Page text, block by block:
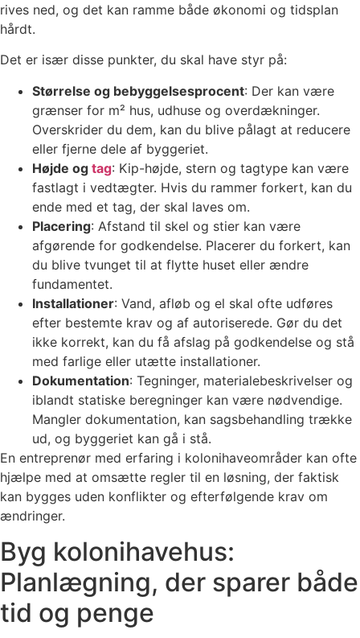
rives ned, og det kan ramme både økonomi og tidsplan
hårdt.
Det er især disse punkter, du skal have styr på:
Størrelse og bebyggelsesprocent: Der kan være
grænser for m² hus, udhuse og overdækninger.
Overskrider du dem, kan du blive pålagt at reducere
eller fjerne dele af byggeriet.
Højde og tag: Kip-højde, stern og tagtype kan være
fastlagt i vedtægter. Hvis du rammer forkert, kan du
ende med et tag, der skal laves om.
Placering: Afstand til skel og stier kan være
afgørende for godkendelse. Placerer du forkert, kan
du blive tvunget til at flytte huset eller ændre
fundamentet.
Installationer: Vand, afløb og el skal ofte udføres
efter bestemte krav og af autoriserede. Gør du det
ikke korrekt, kan du få afslag på godkendelse og stå
med farlige eller utætte installationer.
Dokumentation: Tegninger, materialebeskrivelser og
iblandt statiske beregninger kan være nødvendige.
Mangler dokumentation, kan sagsbehandling trække
ud, og byggeriet kan gå i stå.
En entreprenør med erfaring i kolonihaveområder kan ofte
hjælpe med at omsætte regler til en løsning, der faktisk
kan bygges uden konflikter og efterfølgende krav om
ændringer.
Byg kolonihavehus:
Planlægning, der sparer både
tid og penge